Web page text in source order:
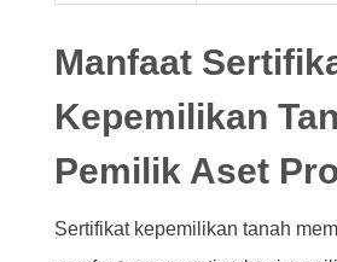
Manfaat
Kepemilikan
Pemilik Aset
Sertifikat kepemilikan tanah